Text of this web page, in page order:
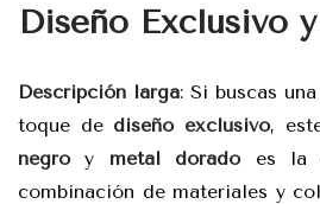
Diseño Exclusivo
Descripción larga: Si buscas una
toque de diseño exclusivo,
negroy metal doradoes la
combinación de materiales y